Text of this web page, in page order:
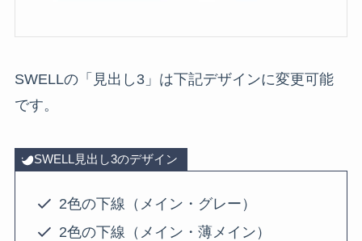
SWELLの「見出し3」は下記デザインに変更可能
です。
SWELL見出し3のデザイン
2色の下線（メイン・グレー）
2色の下線（メイン・薄メイン）